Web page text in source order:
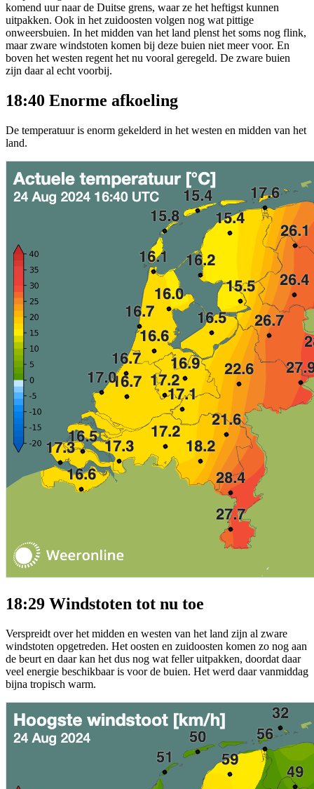
komend uur naar de Duitse grens, waar ze het heftigst kunnen
uitpakken. Ook in het zuidoosten volgen nog wat pittige
onweersbuien. In het midden van het land plenst het soms nog flink,
maar zware windstoten komen bij deze buien niet meer voor. En
boven het westen regent het nu vooral geregeld. De zware buien
zijn daar al echt voorbij.
18:40 Enorme afkoeling
De temperatuur is enorm gekelderd in het westen en midden van het
land.
18:29 Windstoten tot nu toe
Verspreidt over het midden en westen van het land zijn al zware
windstoten opgetreden. Het oosten en zuidoosten komen zo nog aan
de beurt en daar kan het dus nog wat feller uitpakken, doordat daar
veel energie beschikbaar is voor de buien. Het werd daar vanmiddag
bijna tropisch warm.